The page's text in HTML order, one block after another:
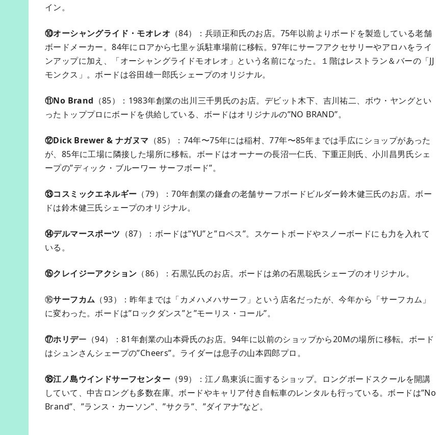
イン。
⑩オーシャングライド・モオレオ （84）：兵頭正和氏のお店。75年以前よりボードを製造している老舗
ボードメーカー。84年にロアから七里ヶ浜駐車場前に移転。97年にサーフアクセサリーやアロハをライ
ンアップに加え、「オーシャングライドモオレオ」という名前になった。１階はレストラン＆バーの「JJ
モンクス」。ボードは谷田雄一郎氏シェープのオリジナル。
⑪No Brand （85）：1983年創業の出川三千男氏のお店。デビット木下、吉川祐二、ボウ・ヤングとい
ったトッププロにボードを供給している、ボードはオリジナルの”NO BRAND”。
⑫Dick Brewer & ナガヌマ （85）：74年〜75年には稲村、77年〜85年までは手広にショップがあった
が、85年に工場に隣接した場所に移転。ボードはオーナーの長沼一仁氏、下重正則氏、小川昌男氏シェ
ープの”ディック・ブルーワー サーフボード”。
⑬コスミックエネルギー （79）：70年創業の鎌倉の老舗サーフボードビルダー鈴木健三氏のお店。ボー
ドは鈴木健三氏シェープのオリジナル。
⑭デルマースポーツ （87）：ボードは”YU”と”ロペス”。スケートボードやスノーボードにも力を入れて
いる。
⑮クレイジーアクション （86）：石黒弘氏のお店。ボードは弟の石黒聡氏シェープのオリジナル。
⑯サーフカム （93）：昨年までは「カメハメハサーフ」という店名だったが、今年から「サーフカム」
に変わった。ボードは”ロックダンス”と”モーリス・コール”。
⑰ホリデー（94）：81年創業の山本舜氏のお店。94年に以前のショップから20Mの場所に移転。ボード
はシュンさんシェープの”Cheers”。ライダーは息子の山本四郎プロ。
⑱江ノ島ウインドサーフセンター （99）：江ノ島東浜に面するショップ。ロングボードスクールを開講
していて、中古ロングも多数在庫。ボードやキャリア付き自転車のレンタルも行っている。ボードは”No
Brand”、”ランス・カーソン”、”サクラ”、”ダイアナ”など。